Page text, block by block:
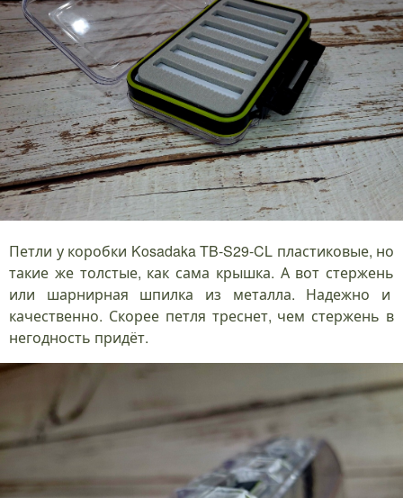
Петли у коробки Kosadaka TB-S29-CL пластиковые, но
такие же толстые, как сама крышка. А вот стержень
или шарнирная шпилка из металла. Надежно и
качественно. Скорее петля треснет, чем стержень в
негодность придёт.